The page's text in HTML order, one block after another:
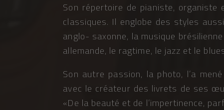
Son répertoire de pianiste,
classiques. Il englobe des styles
anglo- saxonne, la musique
allemande, le ragtime, le jazz et le
Son autre passion, la photo, l’a
avec le créateur des livrets de ses
«De la beauté et de l’impertinence,